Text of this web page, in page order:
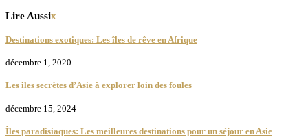
Lire Aussix
Destinations exotiques: Les îles de rêve en Afrique
décembre 1, 2020
Les îles secrètes d’Asie à explorer loin des foules
décembre 15, 2024
Îles paradisiaques: Les meilleures destinations pour un séjour en Asie